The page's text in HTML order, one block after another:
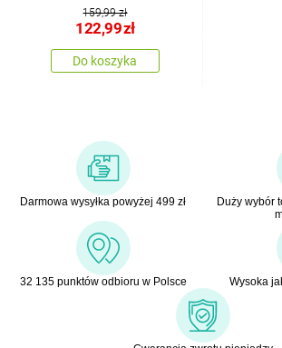
159,99 zł
122,99zł
Do koszyka
Darmowa wysyłka powyżej 499 zł
Duży wybór
32 135 punktów odbioru w Polsce Wysoka